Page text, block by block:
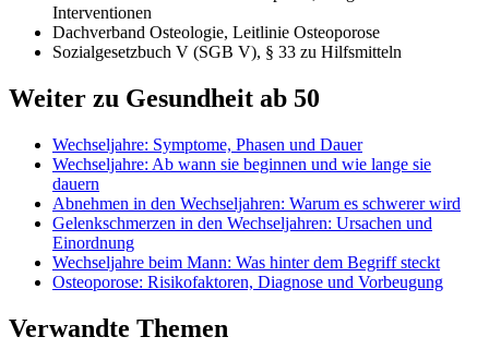
Interventionen
Dachverband Osteologie, Leitlinie Osteoporose
Sozialgesetzbuch V (SGB V), § 33 zu Hilfsmitteln
Weiter zu Gesundheit ab 50
Wechseljahre: Symptome, Phasen und Dauer
Wechseljahre: Ab wann sie beginnen und wie lange sie
dauern
Abnehmen in den Wechseljahren: Warum es schwerer wird
Gelenkschmerzen in den Wechseljahren: Ursachen und
Einordnung
Wechseljahre beim Mann: Was hinter dem Begriff steckt
Osteoporose: Risikofaktoren, Diagnose und Vorbeugung
Verwandte Themen